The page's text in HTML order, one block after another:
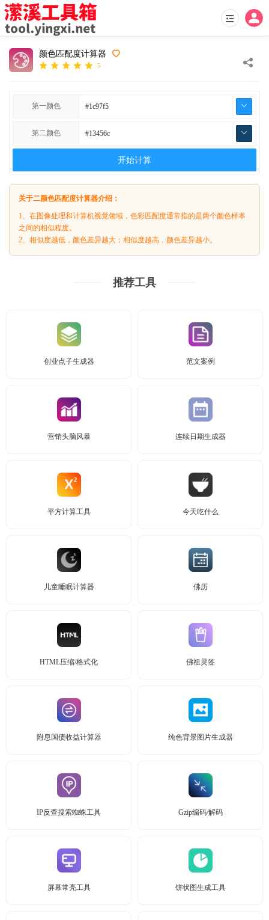
颜色匹配度计算器
5
第一颜色
第二颜色
开始计算
关于二颜色匹配度计算器介绍：
1、在图像处理和计算机视觉领域，色彩匹配度通常指的是两个颜色样本
之间的相似程度。
2、相似度越低，颜色差异越大；相似度越高，颜色差异越小。
推荐工具
创业点子生成器 范文案例
营销头脑风暴 连续日期生成器
平方计算工具 今天吃什么
儿童睡眠计算器 佛历
HTML压缩/格式化 佛祖灵签
附息国债收益计算器 纯色背景图片生成器
IP反查搜索蜘蛛工具 Gzip编码/解码
屏幕常亮工具 饼状图生成工具